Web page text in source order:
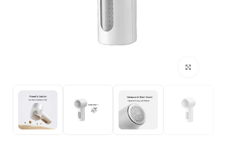
بزرگنمایی تصویر